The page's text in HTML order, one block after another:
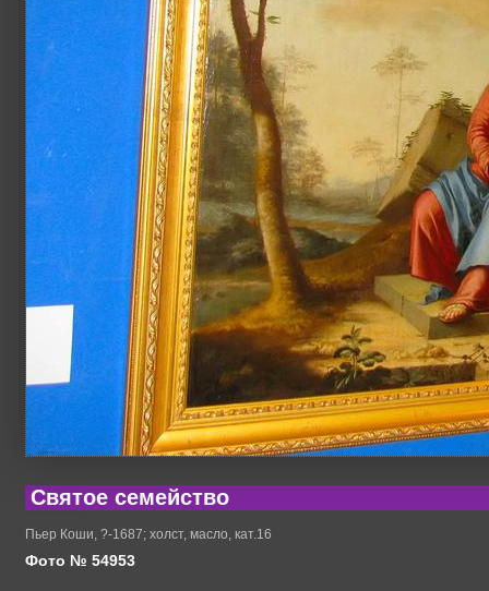
Святое семейство
Пьер Коши, ?-1687; холст, масло, кат.16
Фото № 54953